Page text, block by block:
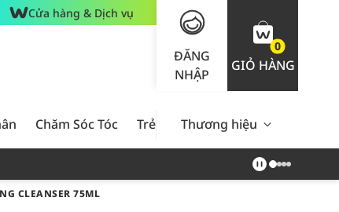
Cửa hàng & Dịch vụ
ĐĂNG
NHẬP
0
GIỎ HÀNG
Chăm Sóc Tóc Trẻ Em Nam Giới Chăm Sóc
Thương hiệu
CLEANSER 75ML